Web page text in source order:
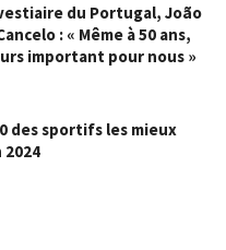
du Portugal, João
: « Même à 50 ans,
important pour nous »
des sportifs les mieux
2024